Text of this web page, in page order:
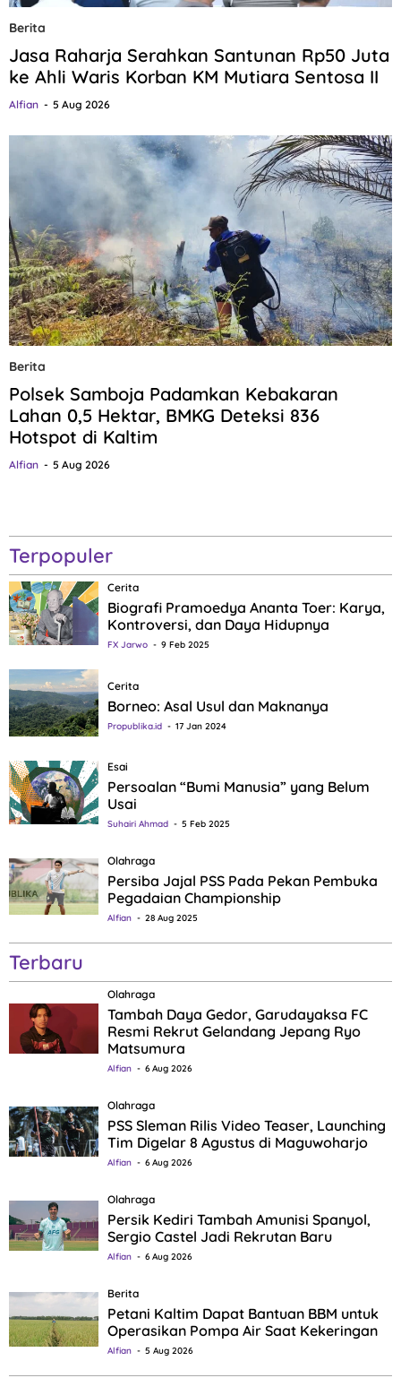
Berita
Jasa Raharja Serahkan Santunan Rp50 Juta
ke Ahli Waris Korban KM Mutiara Sentosa II
Alfian 5 Aug 2026
Berita
Polsek Samboja Padamkan Kebakaran
Lahan 0,5 Hektar, BMKG Deteksi 836
Hotspot di Kaltim
Alfian 5 Aug 2026
Terpopuler
Cerita
Biografi Pramoedya Ananta Toer: Karya,
Kontroversi, dan Daya Hidupnya
FX Jarwo 9 Feb 2025
Cerita
Borneo: Asal Usul dan Maknanya
Propublika.id 17 Jan 2024
Esai
Persoalan “Bumi Manusia” yang Belum
Usai
Suhairi Ahmad 5 Feb 2025
Olahraga
Persiba Jajal PSS Pada Pekan Pembuka
Pegadaian Championship
Alfian 28 Aug 2025
Terbaru
Olahraga
Tambah Daya Gedor, Garudayaksa FC
Resmi Rekrut Gelandang Jepang Ryo
Matsumura
Alfian 6 Aug 2026
Olahraga
PSS Sleman Rilis Video Teaser, Launching
Tim Digelar 8 Agustus di Maguwoharjo
Alfian 6 Aug 2026
Olahraga
Persik Kediri Tambah Amunisi Spanyol,
Sergio Castel Jadi Rekrutan Baru
Alfian 6 Aug 2026
Berita
Petani Kaltim Dapat Bantuan BBM untuk
Operasikan Pompa Air Saat Kekeringan
Alfian 5 Aug 2026